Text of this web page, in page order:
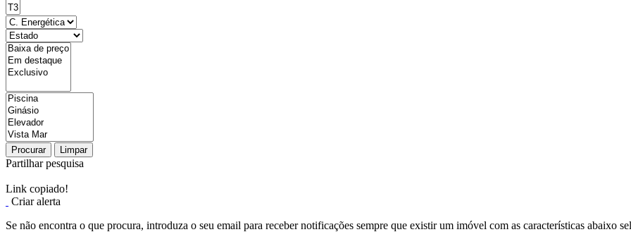
Procurar Limpar
Partilhar pesquisa
Link copiado!
Criar alerta
Se não encontra o que procura, introduza o seu email para receber notificações sempre que existir um imóvel com as características abaixo